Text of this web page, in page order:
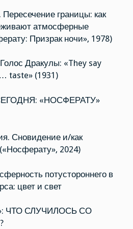
границы: как
атмосферные
Призрак ночи», 1978)
Дракулы: «They say
taste» (1931)
«НОСФЕРАТУ»
Сновидение и/как
2024)
потустороннего в
цвет и свет
ЧТО СЛУЧИЛОСЬ СО